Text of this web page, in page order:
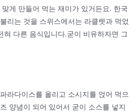
게 만들어 먹는 재미가 있거든요. 한국
리는 것을 스위스에서는 라클렛과 먹었
혀 다른 음식입니다.굳이 비유하자면 그
라다이스를 올리고 소시지를 얹어 먹으
양념이 되어 있어서 굳이 소스를 넣지